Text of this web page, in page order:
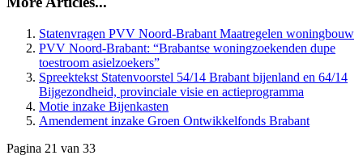
Statenvragen PVV Noord-Brabant Maatregelen woningbouw
PVV Noord-Brabant: “Brabantse woningzoekenden dupe
toestroom asielzoekers”
Spreektekst Statenvoorstel 54/14 Brabant bijenland en 64/14
Bijgezondheid, provinciale visie en actieprogramma
Motie inzake Bijenkasten
Amendement inzake Groen Ontwikkelfonds Brabant
Pagina 21 van 33